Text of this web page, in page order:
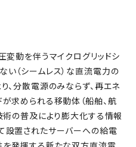
変動を伴うマイクログリッドシ
（シームレス）な直流電力の
、分散電源のみならず、再エネ
求められる移動体（船舶、航
術の普及により膨大化する情報
設置されたサーバーへの給電